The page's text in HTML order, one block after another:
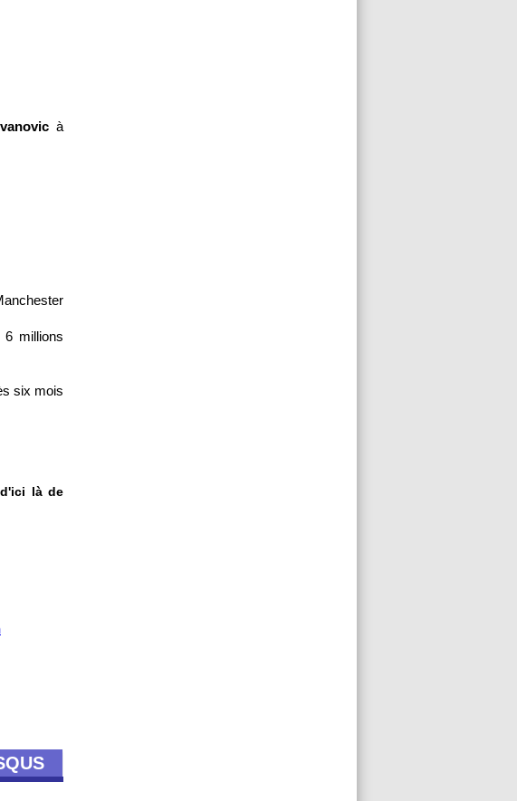
à
millions
six mois
là de